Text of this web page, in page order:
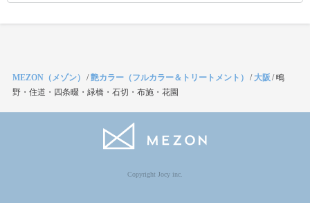
MEZON（メゾン） /艶カラー（フルカラー＆トリートメント） /大阪 /鴫
野・住道・四条畷・緑橋・石切・布施・花園
Copyright Jocy inc.